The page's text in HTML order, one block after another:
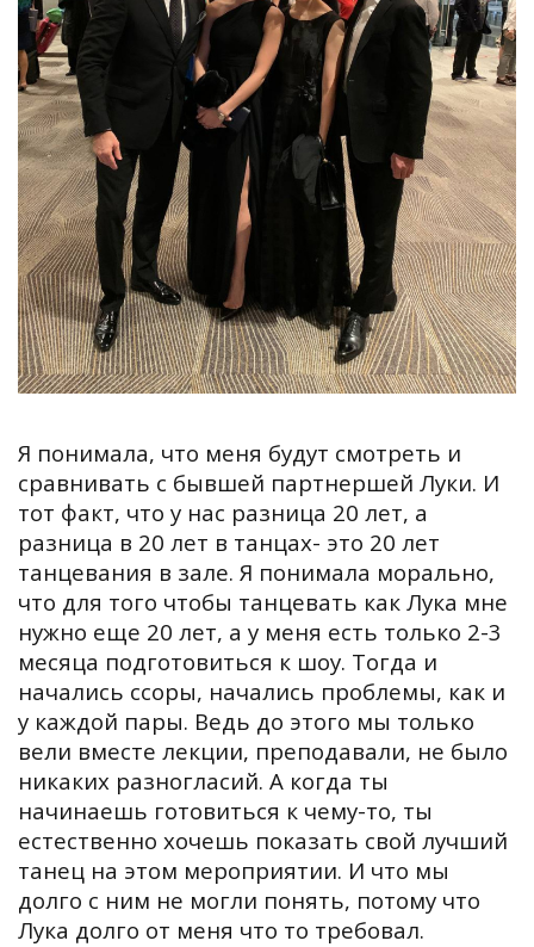
Я понимала, что меня будут смотреть и
сравнивать с бывшей партнершей Луки. И
тот факт, что у нас разница 20 лет, а
разница в 20 лет в танцах- это 20 лет
танцевания в зале. Я понимала морально,
что для того чтобы танцевать как Лука мне
нужно еще 20 лет, а у меня есть только 2-3
месяца подготовиться к шоу. Тогда и
начались ссоры, начались проблемы, как и
у каждой пары. Ведь до этого мы только
вели вместе лекции, преподавали, не было
никаких разногласий. А когда ты
начинаешь готовиться к чему-то, ты
естественно хочешь показать свой лучший
танец на этом мероприятии. И что мы
долго с ним не могли понять, потому что
Лука долго от меня что то требовал.